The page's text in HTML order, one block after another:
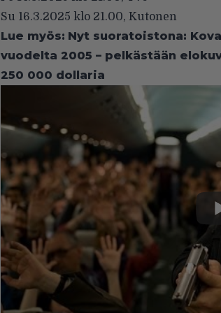
Su 16.3.2025 klo 21.00, Kutonen
Lue myös: Nyt suoratoistona:
vuodelta 2005 – pelkästään
250 000 dollaria